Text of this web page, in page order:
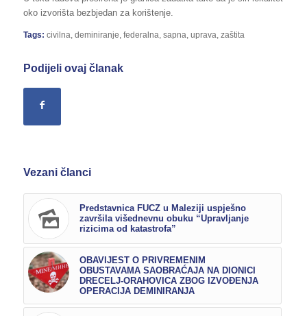
oko izvorišta bezbjedan za korištenje.
Tags: civilna deminiranje federalna sapna uprava zaštita
Podijeli ovaj članak
Vezani članci
Predstavnica FUCZ u Maleziji uspješno
završila višednevnu obuku “Upravljanje
rizicima od katastrofa”
OBAVIJEST O PRIVREMENIM
OBUSTAVAMA SAOBRAĆAJA NA DIONICI
DRECELJ-ORAHOVICA ZBOG IZVOĐENJA
OPERACIJA DEMINIRANJA